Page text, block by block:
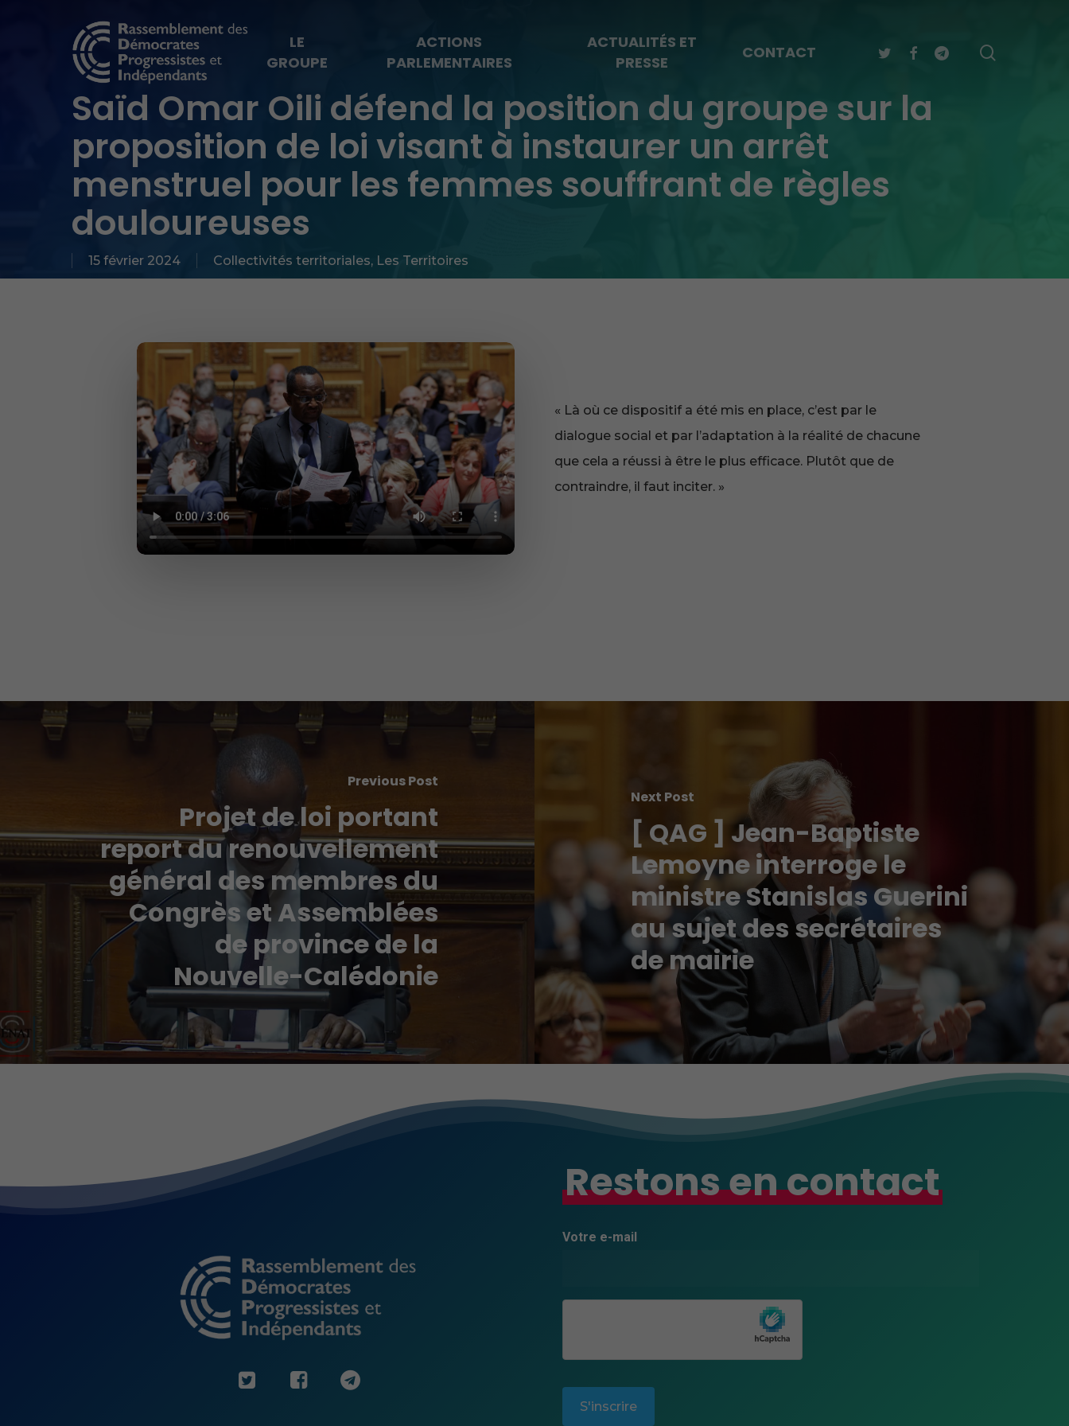
Hit enter to search or ESC to close
LE
GROUPE
ACTIONS
PARLEMENTAIRES
ACTUALITÉS ET
PRESSE
CONTACT TWITTERFACEBOOK
TELEGRAM
Saïd Omar Oili défend la position du groupe sur la
proposition de loi visant à instaurer un arrêt
menstruel pour les femmes souffrant de règles
douloureuses
15 février 2024 Collectivités territoriales, Les Territoires
« Là où ce dispositif a été mis en place, c’est par le
dialogue social et par l’adaptation à la réalité de chacune
que cela a réussi à être le plus efficace. Plutôt que de
contraindre, il faut inciter. »
Previous Post
Projet de loi portant
report du renouvellement
général des membres du
Congrès et Assemblées
de province de la
Nouvelle-Calédonie
Next Post
[ QAG ] Jean-Baptiste
Lemoyne interroge le
ministre Stanislas Guerini
au sujet des secrétaires
de mairie
Restons en contact
Votre e-mail